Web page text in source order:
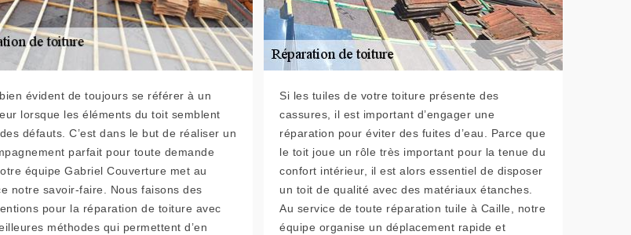
évident de toujours se référer à un
lorsque les éléments du toit semblent
défauts. C’est dans le but de réaliser un
parfait pour toute demande
équipe Gabriel Couverture met au
notre savoir-faire. Nous faisons des
pour la réparation de toiture avec
méthodes qui permettent d’en
Si les tuiles de votre toiture présente des
cassures, il est important d’engager une
réparation pour éviter des fuites d’eau. Parce que
le toit joue un rôle très important pour la tenue du
confort intérieur, il est alors essentiel de disposer
un toit de qualité avec des matériaux étanches.
Au service de toute réparation tuile à Caille, notre
équipe organise un déplacement rapide et